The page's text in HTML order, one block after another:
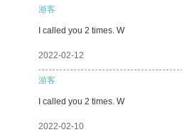
游客
I called you 2 times. W
2022-02-12
游客
I called you 2 times. W
2022-02-10